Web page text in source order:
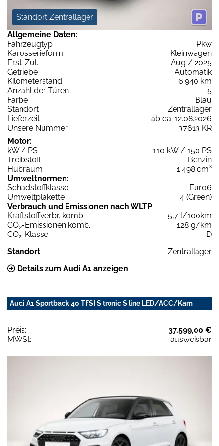
Standort Zentrallager
Allgemeine Daten:
Fahrzeugtyp
Pkw
Karosserieform
Kleinwagen
Erst-Zul.
Aug / 2025
Getriebe
Automatik
Kilometerstand
6.940 km
Anzahl der Türen
5
Farbe
Blau
Standort
Zentrallager
Lieferzeit
ab ca. 12.08.2026
Unsere Nummer
37613 KR
Motor:
kW / PS
110 kW / 150 PS
Treibstoff
Benzin
Hubraum
1.498 cm³
Umweltnormen:
Schadstoffklasse
Euro6
Umweltplakette
4 (Green)
Verbrauch und Emissionen nach WLTP:
Kraftstoffverbr. komb.
5,7 l/100km
CO2-Emissionen komb.
128 g/km
CO2-Klasse
D
Standort
Zentrallager
Details zum Audi A1 anzeigen
Audi A1 Sportback 40 TFSI S tronic S line LED/ACC/Kam
Preis:
37.599,00 €
MWSt:
ausweisbar